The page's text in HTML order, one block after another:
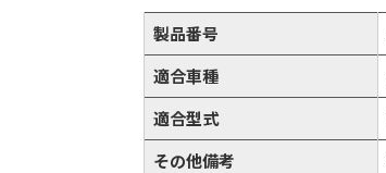
製品番号
適合車種
適合型式
その他備考